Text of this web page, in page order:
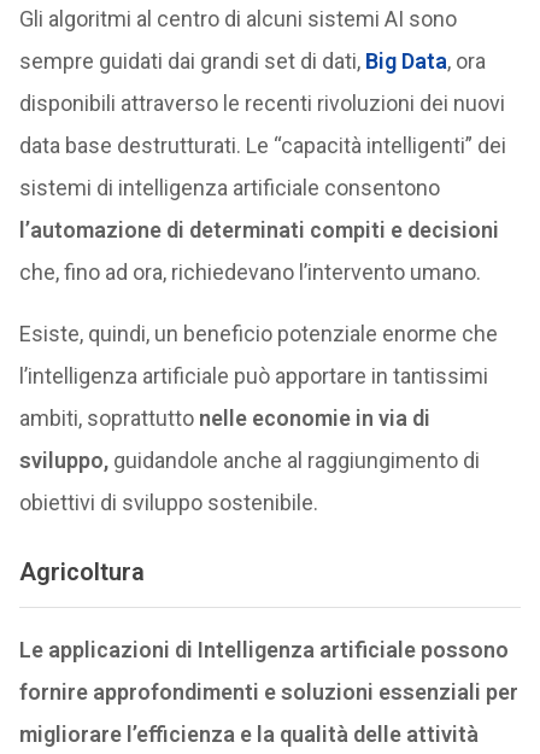
Gli algoritmi al centro di alcuni sistemi AI sono
sempre guidati dai grandi set di dati, Big Data, ora
disponibili attraverso le recenti rivoluzioni dei nuovi
data base destrutturati. Le “capacità intelligenti” dei
sistemi di intelligenza artificiale consentono
l’automazione di determinati compiti e decisioni
che, fino ad ora, richiedevano l’intervento umano.
Esiste, quindi, un beneficio potenziale enorme che
l’intelligenza artificiale può apportare in tantissimi
ambiti, soprattutto nelle economie in via di
sviluppo,guidandole anche al raggiungimento di
obiettivi di sviluppo sostenibile.
Agricoltura
Le applicazioni di Intelligenza artificiale possono
fornire approfondimenti e soluzioni essenziali per
migliorare l’efficienza e la qualità delle attività